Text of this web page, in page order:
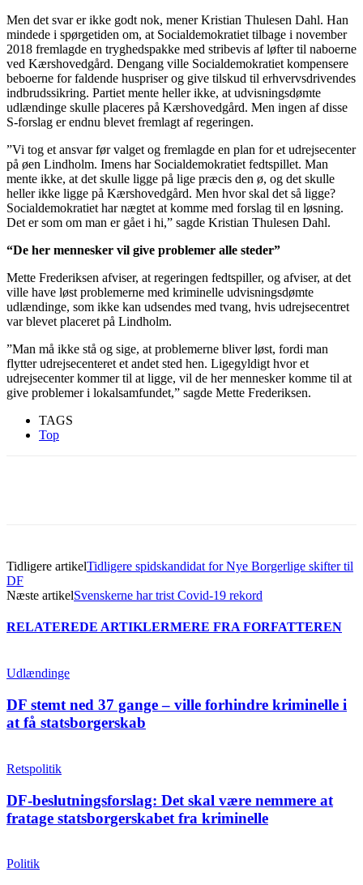
Men det svar er ikke godt nok, mener Kristian Thulesen Dahl. Han
mindede i spørgetiden om, at Socialdemokratiet tilbage i november
2018 fremlagde en tryghedspakke med stribevis af løfter til naboerne
ved Kærshovedgård. Dengang ville Socialdemokratiet kompensere
beboerne for faldende huspriser og give tilskud til erhvervsdrivendes
indbrudssikring. Partiet mente heller ikke, at udvisningsdømte
udlændinge skulle placeres på Kærshovedgård. Men ingen af disse
S-forslag er endnu blevet fremlagt af regeringen.
”Vi tog et ansvar før valget og fremlagde en plan for et udrejsecenter
på øen Lindholm. Imens har Socialdemokratiet fedtspillet. Man
mente ikke, at det skulle ligge på lige præcis den ø, og det skulle
heller ikke ligge på Kærshovedgård. Men hvor skal det så ligge?
Socialdemokratiet har nægtet at komme med forslag til en løsning.
Det er som om man er gået i hi,” sagde Kristian Thulesen Dahl.
“De her mennesker vil give problemer alle steder”
Mette Frederiksen afviser, at regeringen fedtspiller, og afviser, at det
ville have løst problemerne med kriminelle udvisningsdømte
udlændinge, som ikke kan udsendes med tvang, hvis udrejsecentret
var blevet placeret på Lindholm.
”Man må ikke stå og sige, at problemerne bliver løst, fordi man
flytter udrejsecenteret et andet sted hen. Ligegyldigt hvor et
udrejsecenter kommer til at ligge, vil de her mennesker komme til at
give problemer i lokalsamfundet,” sagde Mette Frederiksen.
TAGS
Top
Tidligere artikelTidligere spidskandidat for Nye Borgerlige skifter til
DF
Næste artikelSvenskerne har trist Covid-19 rekord
RELATEREDE ARTIKLERMERE FRA FORFATTEREN
Udlændinge
DF stemt ned 37 gange – ville forhindre kriminelle i
at få statsborgerskab
Retspolitik
DF-beslutningsforslag: Det skal være nemmere at
fratage statsborgerskabet fra kriminelle
Politik